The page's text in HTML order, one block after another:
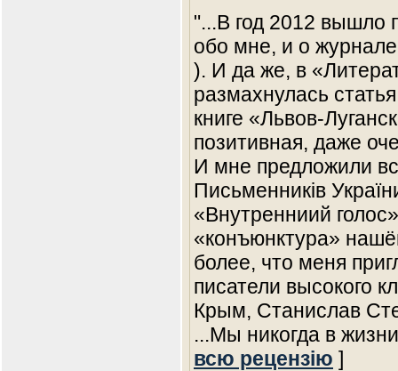
"...В год 2012 вышло
обо мне, и о
). И да же, в
размахнулась
книге «Львов-
позитивная, даже
И мне предложили
Письменників
«Внутренниий
«конъюнктура»
более, что меня
писатели высокого
Крым, Станислав
...Мы никогда в
всю рецензію ]